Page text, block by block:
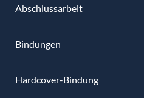
Abschlussarbeit
Bindungen
Hardcover-Bindung